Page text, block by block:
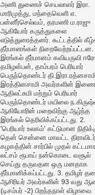
அணி துணைச் செயலாளர் இரா.
மாரிமுத்து, மந்தைவெளி எ.
பன்னீர்செல்வம், தரமணி ம.ராஜு
ஆகியோர் கருத்துகளை
எடுத்துரைத்தனர். கூட்டத்தில்
தீர்மானங்கள் நிறைவேற்றப்பட்டன.
இரங்கல் தீர்மானம் கவியருவி
தமிழன்பன், தாம்பரம் பெரியார்
பெருந்தொண்டர்
இரத்தினசாமி அவர்களின்
ஆதிலட்சுமி மற்றும் பெரியார்
பெருந்தொண்டர் மயிலை
ஆகியோரின் மறைவிற்கு ஆழ்ந்த
இரங்கல் தெரிவிக்கப்பட்டது. 2.
'பெரியார் உலகம்' கட்டுமான
தென் சென்னை மாவட்ட
கழகத்தின் சார்பில் முதல்
லட்சம் ரூபாய் நன்கொடை வசூல்
செய்து தருவதன ஒரு மனதாக
தீர்மானிக்கப்பட்டது. 3. தமிழர்
ஆசிரியர் அவர்களின் 93 வது
(டிசம்பர் -2) பிறந்தநாள் விழாவை